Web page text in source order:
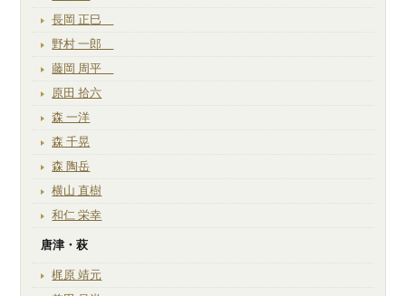
長岡 正巳
野村 一郎
藤岡 周平
原田 拾六
森 一洋
森 千晃
森 陶岳
横山 直樹
和仁 栄幸
唐津・萩
梶原 靖元